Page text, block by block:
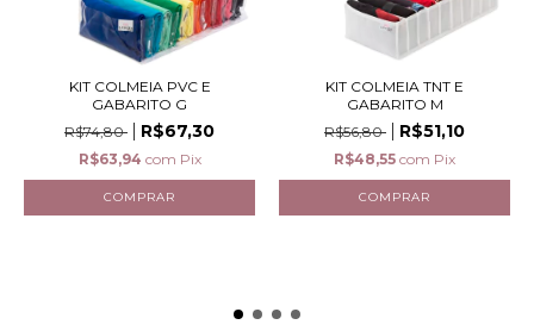
KIT COLMEIA PVC E
GABARITO G
R$74,80
R$67,30
R$63,94 com Pix
KIT COLMEIA TNT E
GABARITO M
R$56,80
R$51,10
R$48,55 com Pix